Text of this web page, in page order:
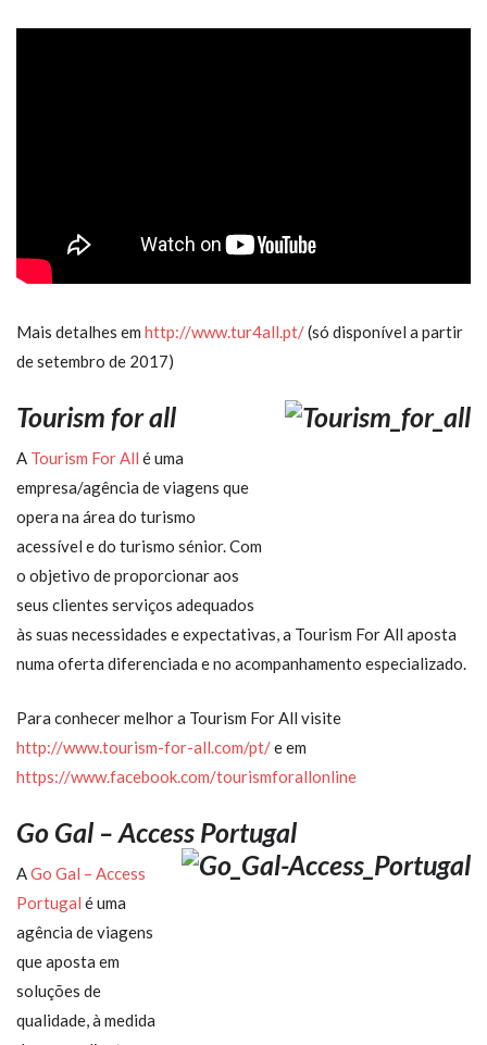
Mais detalhes em http://www.tur4all.pt/(só disponível a partir
de setembro de 2017)
Tourism for all
A Tourism For All é uma
empresa/agência de viagens que
opera na área do turismo
acessível e do turismo sénior. Com
o objetivo de proporcionar aos
seus clientes serviços adequados
às suas necessidades e expectativas, a Tourism For All aposta
numa oferta diferenciada e no acompanhamento especializado.
Para conhecer melhor a Tourism For All visite
http://www.tourism-for-all.com/pt/e em
https://www.facebook.com/tourismforallonline
Go Gal – Access Portugal
AGo Gal – Access
Portugal é uma
agência de viagens
que aposta em
soluções de
qualidade, à medida